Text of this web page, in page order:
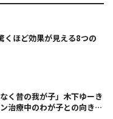
くほど効果が見える8つの
く昔の我が子」木下ゆーき
治療中のわが子との向き合